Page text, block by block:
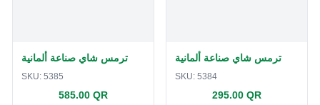
ترمس شاي صناعة ألمانية
SKU: 5385
585.00 QR
ترمس شاي صناعة ألمانية
SKU: 5384
295.00 QR